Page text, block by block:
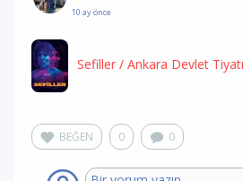
10 ay önce
Sefiller / Ankara Devlet
BEĞEN 0 0